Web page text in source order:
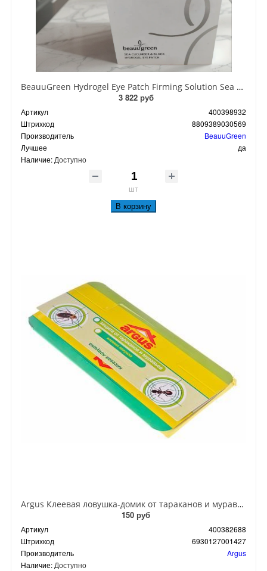
BeauuGreen Hydrogel Eye Patch Firming Solution Sea Cocumber & Black Гидрогелевые патчи для кожи вокруг глаз с экстрактом черного морского огурца 60 шт 90 гр
3 822 руб
Артикул
400398932
Штрихкод
8809389030569
Производитель
BeauuGreen
Лучшее
да
Наличие: Доступно
шт
В корзину
Argus Клеевая ловушка-домик от тараканов и муравьев
150 руб
Артикул
400382688
Штрихкод
6930127001427
Производитель
Argus
Наличие: Доступно